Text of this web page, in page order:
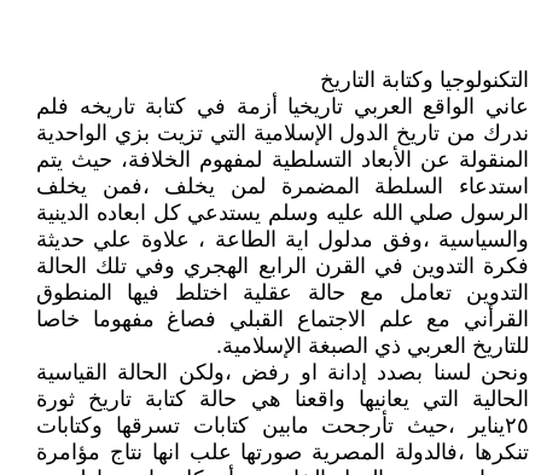
التكنولوجيا وكتابة التاريخ
عاني الواقع العربي تاريخيا أزمة في كتابة تاريخه فلم
ندرك من تاريخ الدول الإسلامية التي تزيت بزي الواحدية
المنقولة عن الأبعاد التسلطية لمفهوم الخلافة، حيث يتم
استدعاء السلطة المضمرة لمن يخلف ،فمن يخلف
الرسول صلي الله عليه وسلم يستدعي كل ابعاده الدينية
والسياسية ،وفق مدلول اية الطاعة ، علاوة علي حديثة
فكرة التدوين في القرن الرابع الهجري وفي تلك الحالة
التدوين تعامل مع حالة عقلية اختلط فيها المنطوق
القرأني مع علم الاجتماع القبلي فصاغ مفهوما خاصا
للتاريخ العربي ذي الصبغة الإسلامية.
ونحن لسنا بصدد إدانة او رفض ،ولكن الحالة القياسية
الحالية التي يعانيها واقعنا هي حالة كتابة تاريخ ثورة
٢٥يناير ،حيث تأرجحت مابين كتابات تسرقها وكتابات
تنكرها ،فالدولة المصرية صورتها علب انها نتاج مؤامرة